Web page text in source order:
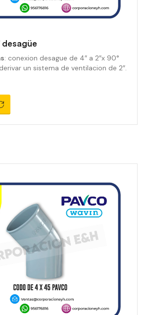
desagüe
: conexion desague de 4″ a 2″x 90°
un sistema de ventilacion de 2″.